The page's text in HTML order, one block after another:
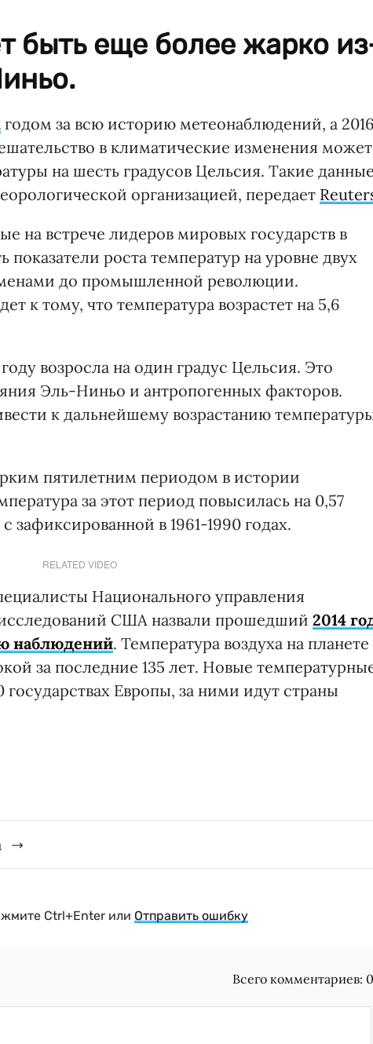
быть еще более жарко
годом за всю историю метеонаблюдений, а 2016
в климатические изменения может
на шесть градусов Цельсия. Такие данные
организацией, передает
на встрече лидеров мировых государств в
роста температур на уровне двух
до промышленной революции.
к тому, что температура возрастет на 5,6
возросла на один градус Цельсия. Это
Эль-Ниньо и антропогенных факторов.
к дальнейшему возрастанию
пятилетним периодом в истории
за этот период повысилась на 0,57
зафиксированной в 1961-1990 годах.
RELATED VIDEO
Национального управления
США назвали прошедший 2014
наблюдений. Температура воздуха на планете
за последние 135 лет. Новые
Европы, за ними идут страны
Ctrl+Enter или Отправить ошибку
Всего комментариев: 0